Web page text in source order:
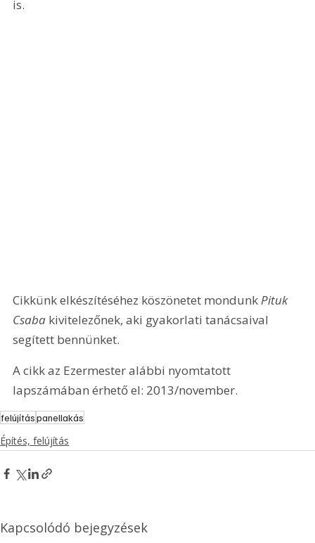
is.
Cikkünk elkészítéséhez köszönetet mondunk Pituk
Csaba kivitelezőnek, aki gyakorlati tanácsaival
segített bennünket.
A cikk az Ezermester alábbi nyomtatott
lapszámában érhető el: 2013/november.
felújításpanellakás
Építés, felújítás
Kapcsolódó bejegyzések